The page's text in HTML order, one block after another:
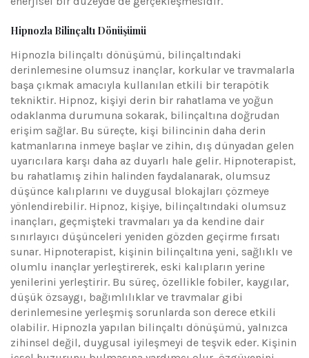
Hipnozla Bilinçaltı Dönüşümü
Hipnozla bilinçaltı dönüşümü, bilinçaltındaki
derinlemesine olumsuz inançlar, korkular ve travmalarla
başa çıkmak amacıyla kullanılan etkili bir terapötik
tekniktir. Hipnoz, kişiyi derin bir rahatlama ve yoğun
odaklanma durumuna sokarak, bilinçaltına doğrudan
erişim sağlar. Bu süreçte, kişi bilincinin daha derin
katmanlarına inmeye başlar ve zihin, dış dünyadan gelen
uyarıcılara karşı daha az duyarlı hale gelir. Hipnoterapist,
bu rahatlamış zihin halinden faydalanarak, olumsuz
düşünce kalıplarını ve duygusal blokajları çözmeye
yönlendirebilir. Hipnoz, kişiye, bilinçaltındaki olumsuz
inançları, geçmişteki travmaları ya da kendine dair
sınırlayıcı düşünceleri yeniden gözden geçirme fırsatı
sunar. Hipnoterapist, kişinin bilinçaltına yeni, sağlıklı ve
olumlu inançlar yerleştirerek, eski kalıpların yerine
yenilerini yerleştirir. Bu süreç, özellikle fobiler, kaygılar,
düşük özsaygı, bağımlılıklar ve travmalar gibi
derinlemesine yerleşmiş sorunlarda son derece etkili
olabilir. Hipnozla yapılan bilinçaltı dönüşümü, yalnızca
zihinsel değil, duygusal iyileşmeyi de teşvik eder. Kişinin